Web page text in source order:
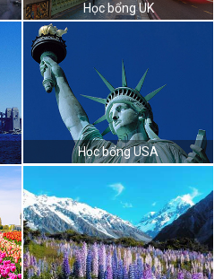
Học bổng UK
Học bổng USA